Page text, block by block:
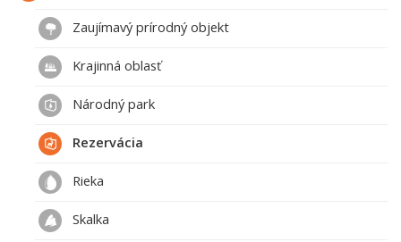
Zaujímavý prírodný objekt
Krajinná oblasť
Národný park
Rezervácia
Rieka
Skalka